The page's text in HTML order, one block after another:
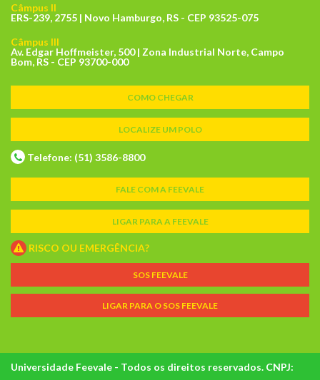
Câmpus II
ERS-239, 2755 | Novo Hamburgo, RS - CEP 93525-075
Câmpus III
Av. Edgar Hoffmeister, 500 | Zona Industrial Norte, Campo
Bom, RS - CEP 93700-000
COMO CHEGAR
LOCALIZE UM POLO
Telefone: (51) 3586-8800
FALE COM A FEEVALE
LIGAR PARA A FEEVALE
RISCO OU EMERGÊNCIA?
SOS FEEVALE
LIGAR PARA O SOS FEEVALE
Universidade Feevale - Todos os direitos reservados. CNPJ: